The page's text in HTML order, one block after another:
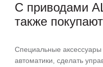
С приводами
также покупают
Специальные
автоматики, сделать